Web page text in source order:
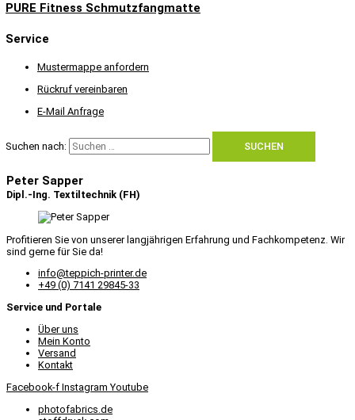
PURE Fitness Schmutzfangmatte
Service
Mustermappe anfordern
Rückruf vereinbaren
E-Mail Anfrage
Suchen nach:
Peter Sapper
Dipl.-Ing. Textiltechnik (FH)
Profitieren Sie von unserer langjährigen Erfahrung und Fachkompetenz. Wir
sind gerne für Sie da!
info@teppich-printer.de
+49 (0) 7141 29845-33
Service und Portale
Über uns
Mein Konto
Versand
Kontakt
Facebook-f Instagram Youtube
photofabrics.de